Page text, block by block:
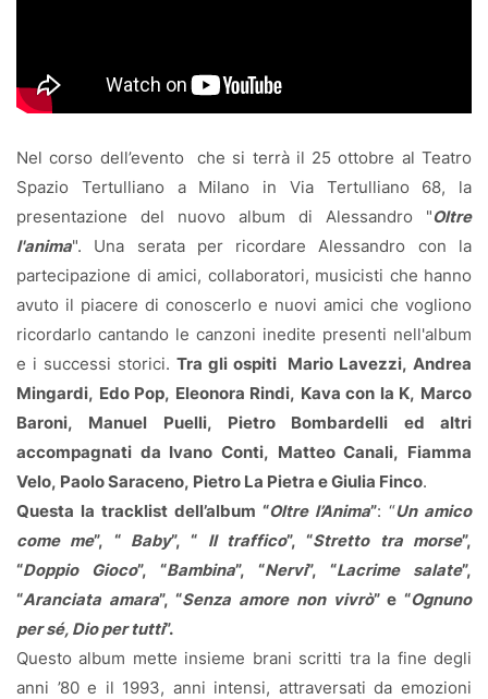
Nel corso dell’evento che si terrà il 25 ottobre al Teatro
Spazio Tertulliano a Milano in Via Tertulliano 68, la
presentazione del nuovo album di Alessandro "Oltre
l'anima". Una serata per ricordare Alessandro con la
partecipazione di amici, collaboratori, musicisti che hanno
avuto il piacere di conoscerlo e nuovi amici che vogliono
ricordarlo cantando le canzoni inedite presenti nell'album
e i successi storici. Tra gli ospiti Mario Lavezzi, Andrea
Mingardi, Edo Pop, Eleonora Rindi, Kava con la K, Marco
Baroni, Manuel Puelli, Pietro Bombardelli ed altri
accompagnati da Ivano Conti, Matteo Canali, Fiamma
Velo, Paolo Saraceno, Pietro La Pietra e Giulia Finco.
Questa la tracklist dell’album “Oltre l’Anima”: “Un amico
come me”, “ Baby”, “ Il traffico”, “Stretto tra morse”,
“Doppio Gioco”, “Bambina”, “Nervi”, “Lacrime salate”,
“Aranciata amara”, “Senza amore non vivrò” e “Ognuno
per sé, Dio per tutti”.
Questo album mette insieme brani scritti tra la fine degli
anni ’80 e il 1993, anni intensi, attraversati da emozioni